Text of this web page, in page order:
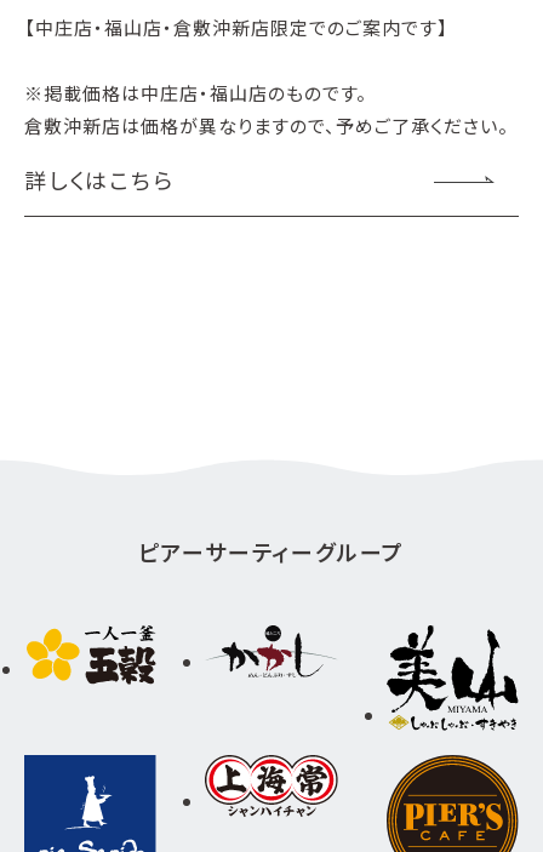
【中庄店・福山店・倉敷沖新店限定でのご案内です】
※掲載価格は中庄店・福山店のものです。
倉敷沖新店は価格が異なりますので、予めご了承ください。
詳しくはこちら
ピアーサーティーグループ